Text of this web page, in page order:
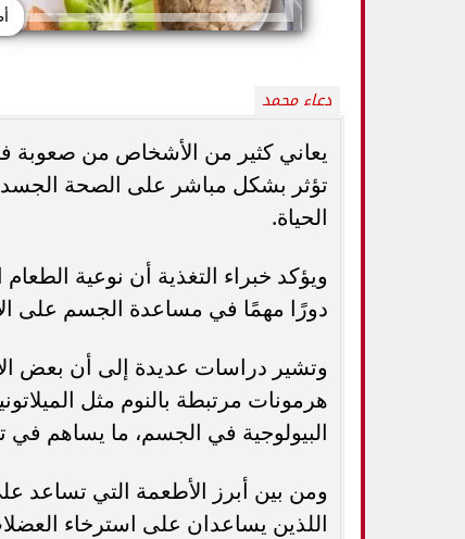
دعاء محمد
يعاني كثير من الأشخاص من صعوبة
تؤثر بشكل مباشر على الصحة
الحياة.
ويؤكد خبراء التغذية أن نوعية
دورًا مهمًا في مساعدة الجسم على
وتشير دراسات عديدة إلى أن بعض
هرمونات مرتبطة بالنوم مثل
البيولوجية في الجسم، ما يساهم في
ومن بين أبرز الأطعمة التي تساعد
اللذين يساعدان على استرخاء
5 خطوات بسيطة تحميك من السكري